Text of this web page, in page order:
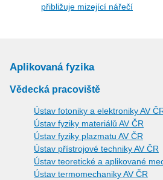
přibližuje mizející nářečí
Aplikovaná fyzika
Vědecká pracoviště
Ústav fotoniky a elektroniky AV
Ústav fyziky materiálů AV ČR
Ústav fyziky plazmatu AV ČR
Ústav přístrojové techniky AV ČR
Ústav teoretické a aplikované
Ústav termomechaniky AV ČR